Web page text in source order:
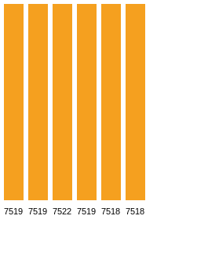
7519 7519 7522 7519 7518 7518